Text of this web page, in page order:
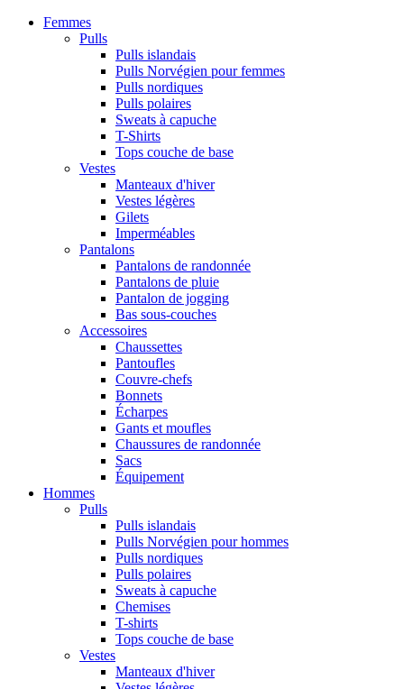
Femmes
Pulls
Pulls islandais
Pulls Norvégien pour femmes
Pulls nordiques
Pulls polaires
Sweats à capuche
T-Shirts
Tops couche de base
Vestes
Manteaux d'hiver
Vestes légères
Gilets
Imperméables
Pantalons
Pantalons de randonnée
Pantalons de pluie
Pantalon de jogging
Bas sous-couches
Accessoires
Chaussettes
Pantoufles
Couvre-chefs
Bonnets
Écharpes
Gants et moufles
Chaussures de randonnée
Sacs
Équipement
Hommes
Pulls
Pulls islandais
Pulls Norvégien pour hommes
Pulls nordiques
Pulls polaires
Sweats à capuche
Chemises
T-shirts
Tops couche de base
Vestes
Manteaux d'hiver